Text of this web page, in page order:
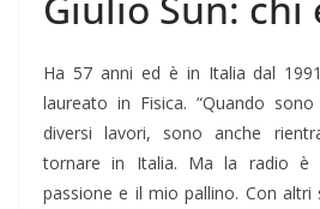
Ha 57 anni ed è in Italia dal
laureato in Fisica. “Quando
diversi lavori, sono anche
tornare in Italia. Ma la radio è
passione e il mio pallino. Con